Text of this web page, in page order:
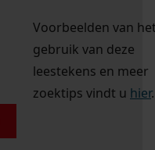
Voorbeelden van
gebruik van deze
leestekens en meer
zoektips vindt u hier.